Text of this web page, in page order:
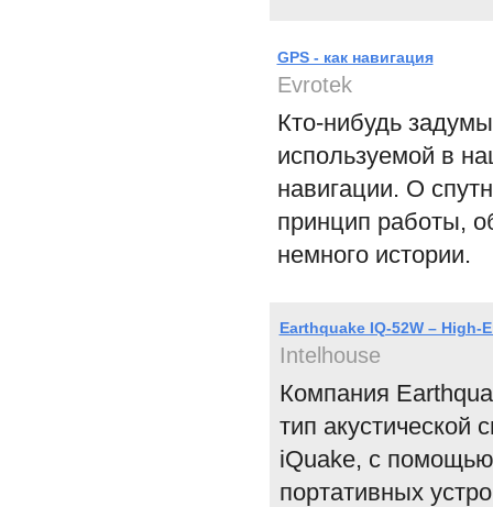
GPS - как навигация
Evrotek
Кто-нибудь
используемой в
навигации. О
принцип работы,
немного истории.
Earthquake IQ-52W – High-
Intelhouse
Компания
тип акустической
iQuake, с
портативных